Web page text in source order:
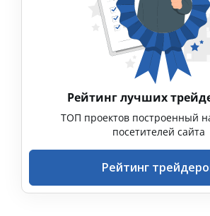
Рейтинг лучших
ТОП проектов построенный
посетителей сайта
Рейтинг